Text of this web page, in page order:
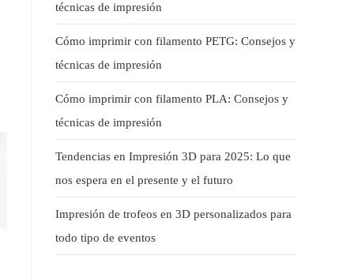
técnicas de impresión
Cómo imprimir con filamento PETG: Consejos y
técnicas de impresión
Cómo imprimir con filamento PLA: Consejos y
técnicas de impresión
Tendencias en Impresión 3D para 2025: Lo que
nos espera en el presente y el futuro
Impresión de trofeos en 3D personalizados para
todo tipo de eventos